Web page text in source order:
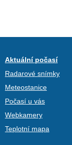
Aktuální počasí
Radarové snímky
Meteostanice
Počasí u vás
Webkamery
Teplotní mapa